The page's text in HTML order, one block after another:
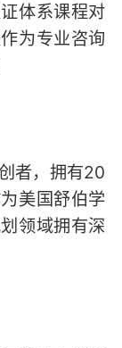
体系课程对
为专业咨询
者，拥有20
美国舒伯学
领域拥有深